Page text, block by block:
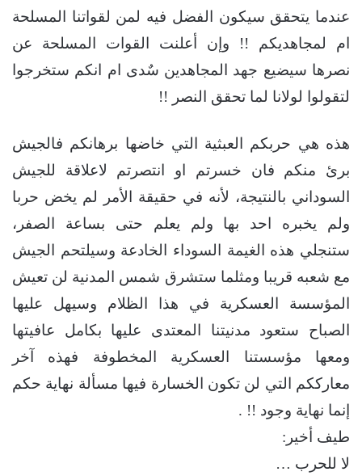
عندما يتحقق سيكون الفضل فيه لمن لقواتنا المسلحة
ام لمجاهديكم !! وإن أعلنت القوات المسلحة عن
نصرها سيضيع جهد المجاهدين سٌدى ام انكم ستخرجوا
لتقولوا لولانا لما تحقق النصر !!
هذه هي حربكم العبثية التي خاضها برهانكم فالجيش
برئ منكم فان خسرتم او انتصرتم لاعلاقة للجيش
السوداني بالنتيجة، لأنه في حقيقة الأمر لم يخض حربا
ولم يخبره احد بها ولم يعلم حتى بساعة الصفر،
ستنجلي هذه الغيمة السوداء الخادعة وسيلتحم الجيش
مع شعبه قريبا ومثلما ستشرق شمس المدنية لن تعيش
المؤسسة العسكرية في هذا الظلام وسيهل عليها
الصباح ستعود مدنيتنا المعتدى عليها بكامل عافيتها
ومعها مؤسستنا العسكرية المخطوفة فهذه آخر
معارككم التي لن تكون الخسارة فيها مسألة نهاية حكم
إنما نهاية وجود !! .
طيف أخير:
لا للحرب …